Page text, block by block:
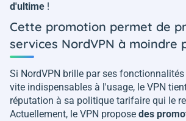
d'ultime !
Cette promotion permet de
services NordVPN à moindre
Si NordVPN brille par ses
vite indispensables à l'usage, le VPN
réputation à sa politique tarifaire qui le
Actuellement, le VPN propose des